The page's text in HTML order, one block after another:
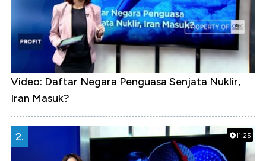
Video: Daftar Negara Penguasa Senjata Nuklir,
Iran Masuk?
11:25
2.